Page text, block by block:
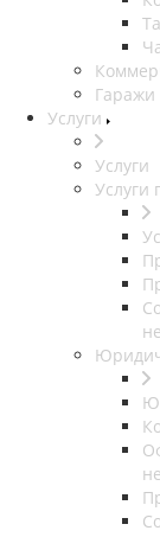
Гаражи
Услуги
Услуги
Услуги